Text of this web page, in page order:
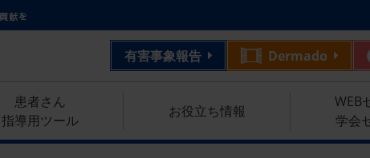
有害事象報告 Dermado
患者さん
指導用ツール
お役立ち情報
WEB
学会